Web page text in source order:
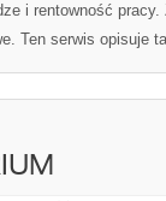
i rentowność
Ten serwis opisuje